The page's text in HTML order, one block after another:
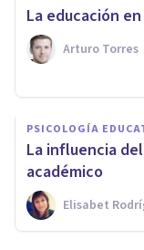
​La educación
Arturo Torres
PSICOLOGÍA
La influencia
académico
Elisabet
Ser niño
mitos
Elisabet